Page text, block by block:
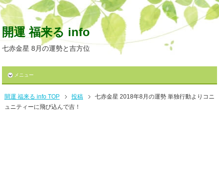
開運 福来る info
七赤金星 8月の運勢と吉方位
メニュー
開運 福来る info TOP 投稿
七赤金星 2018年8月の運勢 単独行動よりコニ
ュニティーに飛び込んで吉！